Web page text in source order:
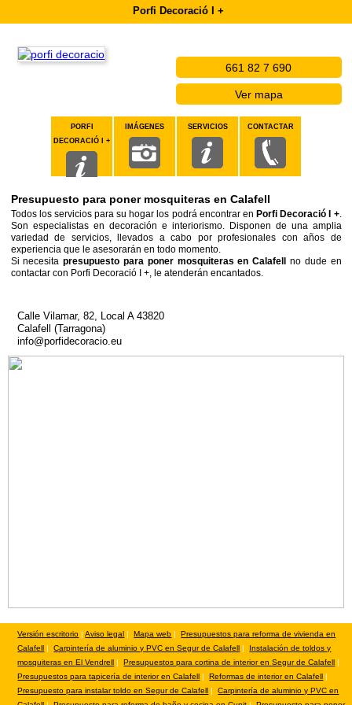
Porfi Decoració I +
661 82 7 690
Ver mapa
PORFI
DECORACIÓ I +
IMÁGENES SERVICIOS CONTACTAR
Presupuesto para poner mosquiteras en Calafell
Todos los servicios para su hogar los podrá encontrar en Porfi Decoració I +.
Son especialistas en decoración e interiorismo. Disponen de una amplia
variedad de servicios, llevados a cabo por profesionales con años de
experiencia que le asesorarán en todo momento.
Si necesitapresupuesto para poner mosquiteras en Calafell
no dude en
contactar con Porfi Decoració I +, le atenderán encantados.
Calle Vilamar, 82, Local A 43820
Calafell (Tarragona)
info@porfidecoracio.eu
Versión escritorio |Aviso legal |Mapa web |Presupuestos para reforma de vivienda en
Calafell |Carpintería de aluminio y PVC en Segur de Calafell | Instalación de toldos y
mosquiteras en El Vendrell |Presupuestos para cortina de interior en Segur de Calafell |
Presupuestos para tapicería de interior en Calafell |Reformas de interior en Calafell |
Presupuesto para instalar toldo en Segur de Calafell |Carpintería de aluminio y PVC en